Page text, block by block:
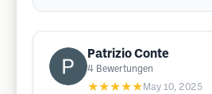
Patrizio Conte
4 Bewertungen
★★★★★ May 10, 2025